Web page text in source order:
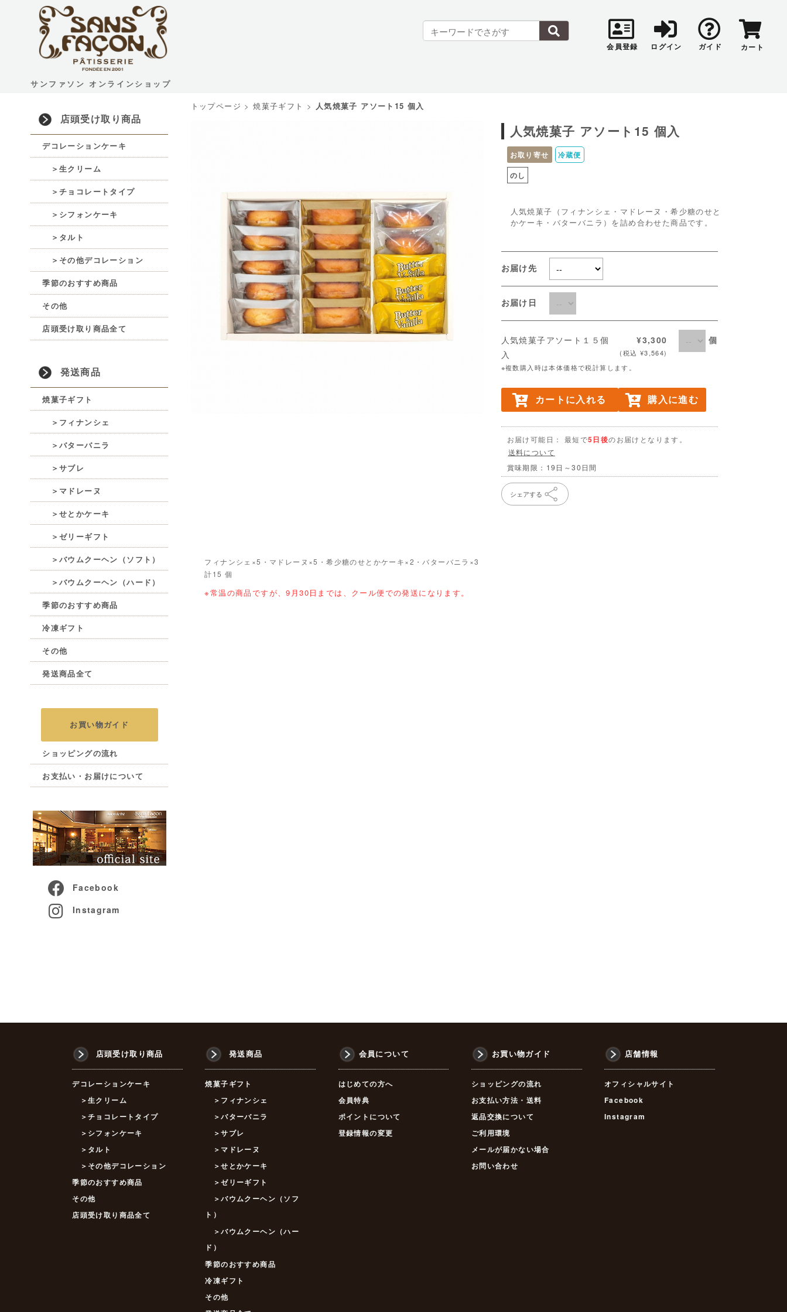
会員登録 ログイン ガイド カート
サンファソン オンラインショップ
店頭受け取り商品
デコレーションケーキ
＞生クリーム
＞チョコレートタイプ
＞シフォンケーキ
＞タルト
＞その他デコレーション
季節のおすすめ商品
その他
店頭受け取り商品全て
発送商品
焼菓子ギフト
＞フィナンシェ
＞バターバニラ
＞サブレ
＞マドレーヌ
＞せとかケーキ
＞ゼリーギフト
＞バウムクーヘン（ソフト）
＞バウムクーヘン（ハード）
季節のおすすめ商品
冷凍ギフト
その他
発送商品全て
お買い物ガイド
ショッピングの流れ
お支払い・お届けについて
Facebook
Instagram
トップページ >焼菓子ギフト > 人気焼菓子 アソート15 個入
人気焼菓子 アソート15 個入
お取り寄せ
冷蔵便
のし
人気焼菓子（フィナンシェ・マドレーヌ・希少糖のせと
かケーキ・バターバニラ）を詰め合わせた商品です。
お届け先
お届け日
人気焼菓子アソート１５個
入
¥3,300
(税込 ¥3,564)
個
※複数購入時は本体価格で税計算します。
カートに入れる 購入に進む
お届け可能日： 最短で5日後のお届けとなります。
送料について
賞味期限：19日～30日間
シェアする
フィナンシェ×5・マドレーヌ×5・希少糖のせとかケーキ×2・バターバニラ×3
計15 個
※常温の商品ですが、9月30日までは、クール便での発送になります。
店頭受け取り商品
デコレーションケーキ
＞生クリーム
＞チョコレートタイプ
＞シフォンケーキ
＞タルト
＞その他デコレーション
季節のおすすめ商品
その他
店頭受け取り商品全て
発送商品
焼菓子ギフト
＞フィナンシェ
＞バターバニラ
＞サブレ
＞マドレーヌ
＞せとかケーキ
＞ゼリーギフト
＞バウムクーヘン（ソフ
ト）
＞バウムクーヘン（ハー
ド）
季節のおすすめ商品
冷凍ギフト
その他
会員について
はじめての方へ
会員特典
ポイントについて
登録情報の変更
お買い物ガイド
ショッピングの流れ
お支払い方法・送料
返品交換について
ご利用環境
メールが届かない場合
お問い合わせ
店舗情報
オフィシャルサイト
Facebook
Instagram